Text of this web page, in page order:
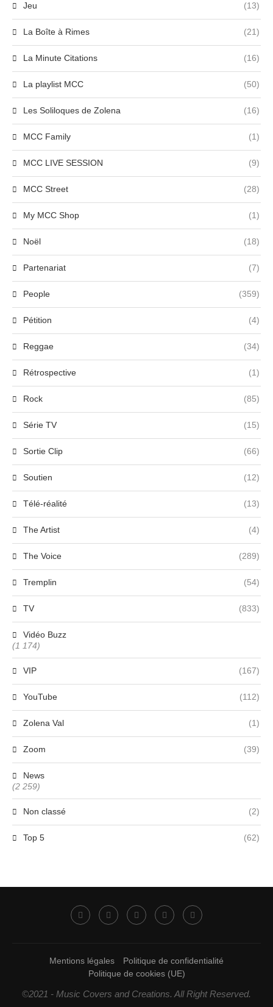
Jeu (13)
La Boîte à Rimes (21)
La Minute Citations (16)
La playlist MCC (50)
Les Soliloques de Zolena (16)
MCC Family (1)
MCC LIVE SESSION (9)
MCC Street (28)
My MCC Shop (1)
Noël (18)
Partenariat (7)
People (359)
Pétition (4)
Reggae (34)
Rétrospective (1)
Rock (85)
Série TV (15)
Sortie Clip (66)
Soutien (12)
Télé-réalité (13)
The Artist (4)
The Voice (289)
Tremplin (54)
TV (833)
Vidéo Buzz
(1 174)
VIP (167)
YouTube (112)
Zolena Val (1)
Zoom (39)
News
(2 259)
Non classé (2)
Top 5 (62)
Mentions légales
Politique de confidentialité
Politique de cookies (UE)
©2021 - Music Covers and Creations. All Right Reserved.